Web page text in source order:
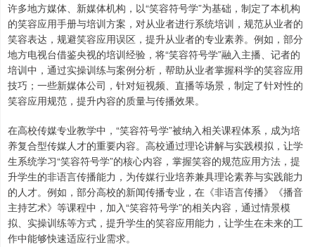
许多地方媒体、新媒体机构，以“笑容符号学”为基础，制定了本机构
的笑容应用手册与培训方案，对从业者进行系统培训，规范从业者的
笑容表达，规避笑容应用误区，提升从业者的专业素养。例如，部分
地方电视台借鉴央视的培训经验，将“笑容符号学”融入主播、记者的
培训中，通过实操训练与案例分析，帮助从业者掌握科学的笑容应用
技巧；一些新媒体公司，针对短视频、直播等场景，制定了针对性的
笑容应用规范，提升内容的质量与传播效果。
在高校传媒专业教学中，“笑容符号学”被纳入相关课程体系，成为培
养复合型传媒人才的重要内容。高校通过理论讲解与实践模拟，让学
生系统学习“笑容符号学”的核心内容，掌握笑容的规范应用方法，提
升学生的非语言传播能力，为传媒行业培养兼具理论素养与实践能力
的人才。例如，部分高校的新闻传播专业，在《非语言传播》《播音
主持艺术》等课程中，加入“笑容符号学”的相关内容，通过情景模
拟、实操训练等方式，提升学生的笑容应用能力，让学生在未来的工
作中能够快速适应行业需求。